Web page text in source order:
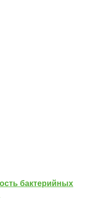
бактерийных